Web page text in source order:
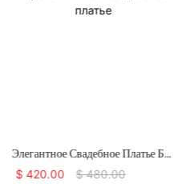
Элегантное Свадебное Платье Без
Бретелей В Стиле «русалка» С
$ 420.00 $480.00